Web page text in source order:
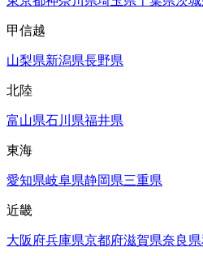
甲信越
山梨県新潟県長野県
北陸
富山県石川県福井県
東海
愛知県岐阜県静岡県三重県
近畿
大阪府兵庫県京都府滋賀県奈良県